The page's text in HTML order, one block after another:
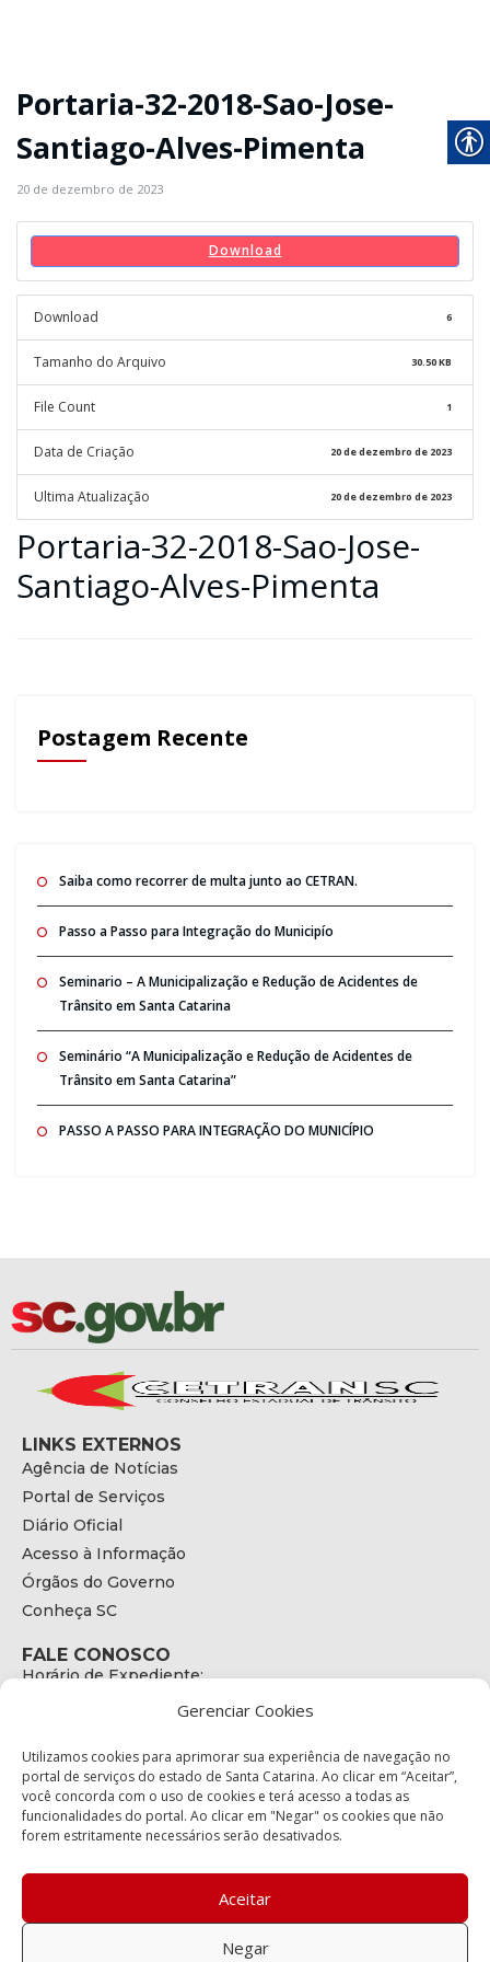
Gerenciar Cookies
Utilizamos cookies para aprimorar sua experiência de navegação no
portal de serviços do estado de Santa Catarina. Ao clicar em “Aceitar”,
você concorda com o uso de cookies e terá acesso a todas as
funcionalidades do portal. Ao clicar em "Negar" os cookies que não
forem estritamente necessários serão desativados.
Aceitar
Negar
Portaria-32-2018-Sao-Jose-
Santiago-Alves-Pimenta
20 de dezembro de 2023
Download
Download 6
Tamanho do Arquivo 30.50 KB
File Count 1
Data de Criação 20 de dezembro de 2023
Ultima Atualização 20 de dezembro de 2023
Portaria-32-2018-Sao-Jose-
Santiago-Alves-Pimenta
Postagem Recente
Saiba como recorrer de multa junto ao CETRAN.
Passo a Passo para Integração do Municipío
Seminario – A Municipalização e Redução de Acidentes de
Trânsito em Santa Catarina
Seminário “A Municipalização e Redução de Acidentes de
Trânsito em Santa Catarina”
PASSO A PASSO PARA INTEGRAÇÃO DO MUNICÍPIO
LINKS EXTERNOS
Agência de Notícias
Portal de Serviços
Diário Oficial
Acesso à Informação
Órgãos do Governo
Conheça SC
FALE CONOSCO
Horário de Expediente:
E-mail:
secretariaexecutiva@cetran.sc.gov.br
ENDEREÇO
Endereço:
Bairro:
Coqueiros, Florianópolis SC
88.080-160